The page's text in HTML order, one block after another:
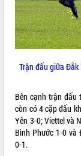
VIDEO
Không có file video
Trận đấu giữa
Bên cạnh trận đấu
còn có 4 cặp đấu
Yên 3-0; Viettel và
Bình Phước 1-0 và
0-1.